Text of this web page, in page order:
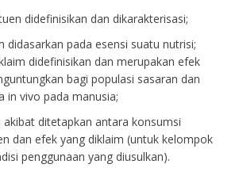
didefinisikan dan dikarakterisasi;
didasarkan pada esensi suatu nutrisi;
didefinisikan dan merupakan efek
bagi populasi sasaran dan
in vivo pada manusia;
akibat ditetapkan antara konsumsi
dan efek yang diklaim (untuk kelompok
penggunaan yang diusulkan).